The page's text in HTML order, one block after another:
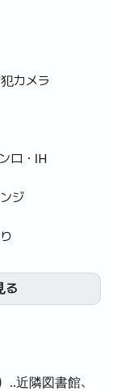
カメラ
ロ・IH
ジ
る
..近隣図書館、